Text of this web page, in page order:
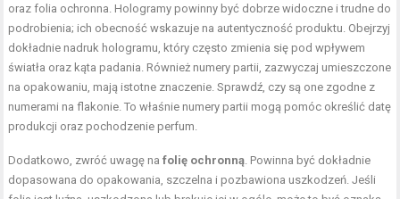
oraz folia ochronna. Hologramy powinny być dobrze widoczne i trudne do
podrobienia; ich obecność wskazuje na autentyczność produktu. Obejrzyj
dokładnie nadruk hologramu, który często zmienia się pod wpływem
światła oraz kąta padania. Również numery partii, zazwyczaj umieszczone
na opakowaniu, mają istotne znaczenie. Sprawdź, czy są one zgodne z
numerami na flakonie. To właśnie numery partii mogą pomóc określić datę
produkcji oraz pochodzenie perfum.
Dodatkowo, zwróć uwagę nafolię ochronną . Powinna być dokładnie
dopasowana do opakowania, szczelna i pozbawiona uszkodzeń. Jeśli